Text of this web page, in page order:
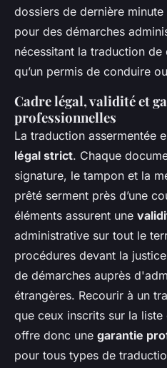
dossiers de dernière
pour des démarches
nécessitant la traduction
qu’un permis de conduire
Cadre légal, validité et
professionnelles
La traduction assermentée
légal strict. Chaque
signature, le tampon et la
prêté serment près d’une
éléments assurent une
administrative sur tout le
procédures devant la
de démarches auprès
étrangères. Recourir à un
que ceux inscrits sur la
offre donc une garantie
pour tous types de